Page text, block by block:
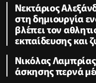
Νεκτάριος
στη δημιουργία
βλέπει τον
εκπαίδευσης και
Νικόλας
άσκησης περνά